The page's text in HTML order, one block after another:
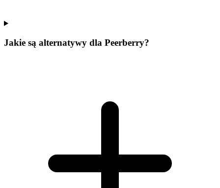
Jakie są alternatywy dla Peerberry?